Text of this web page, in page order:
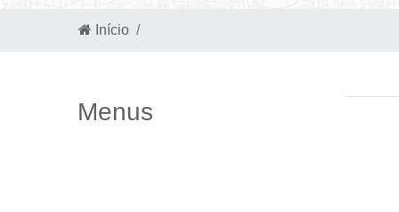
Início
Menus